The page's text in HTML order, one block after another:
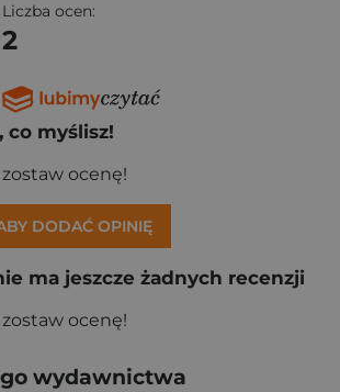
Liczba ocen:
2
co myślisz!
ocenę!
DODAĆ OPINIĘ
ma jeszcze żadnych recenzji
ocenę!
wydawnictwa